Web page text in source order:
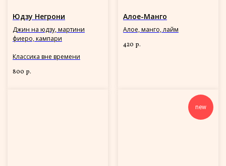
Юдзу Негрони
Джин на юдзу, мартини
фиеро, кампари
Классика вне времени
800 р.
Алое-Манго
Алое, манго, лайм
420 р.
new